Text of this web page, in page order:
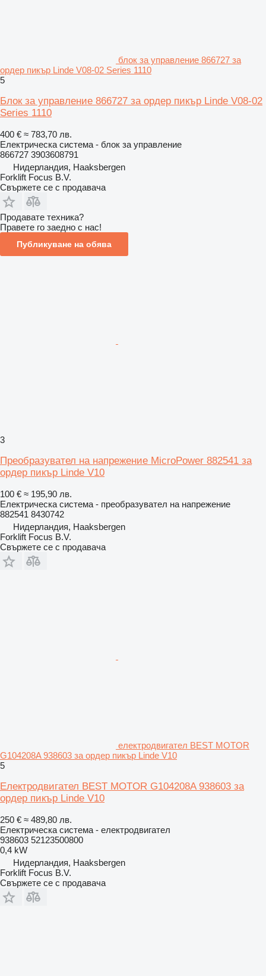
блок за управление 866727 за
ордер пикър Linde V08-02 Series 1110
5
Блок за управление 866727 за ордер пикър Linde V08-02
Series 1110
400 € ≈ 783,70 лв.
Електрическа система - блок за управление
866727 3903608791
Нидерландия, Haaksbergen
Forklift Focus B.V.
Свържете се с продавача
Продавате техника?
Правете го заедно с нас!
Публикуване на обява
3
Преобразувател на напрежение MicroPower 882541 за
ордер пикър Linde V10
100 € ≈ 195,90 лв.
Електрическа система - преобразувател на напрежение
882541 8430742
Нидерландия, Haaksbergen
Forklift Focus B.V.
Свържете се с продавача
електродвигател BEST MOTOR
G104208A 938603 за ордер пикър Linde V10
5
Електродвигател BEST MOTOR G104208A 938603 за
ордер пикър Linde V10
250 € ≈ 489,80 лв.
Електрическа система - електродвигател
938603 52123500800
0,4 kW
Нидерландия, Haaksbergen
Forklift Focus B.V.
Свържете се с продавача